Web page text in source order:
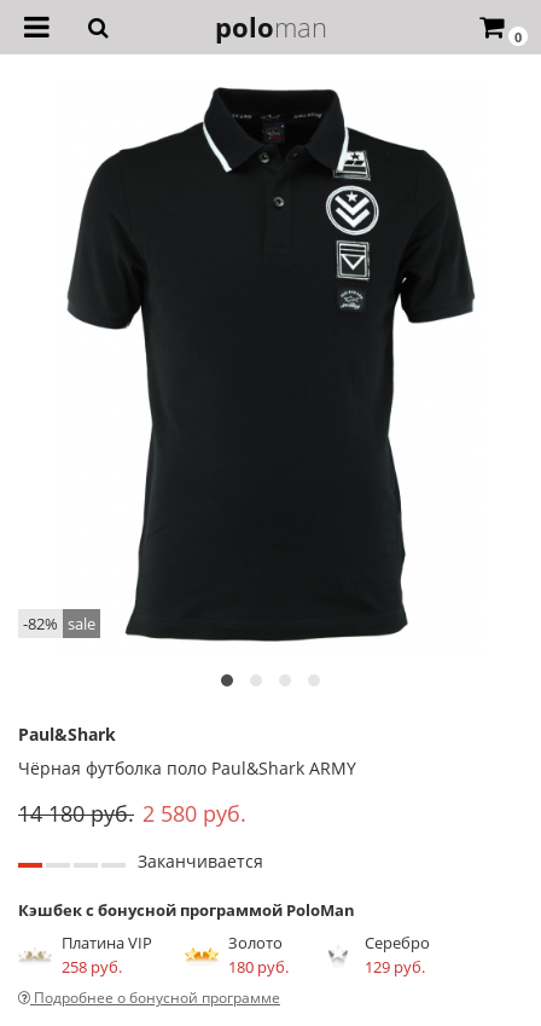
0
poloman
-82% sale
Paul&Shark
Чёрная футболка поло Paul&Shark ARMY
14 180 руб. 2 580 руб.
Заканчивается
Кэшбек с бонусной программой PoloMan
Платина VIP
258 руб.
Золото
180 руб.
Серебро
129 руб.
Подробнее о бонусной программе